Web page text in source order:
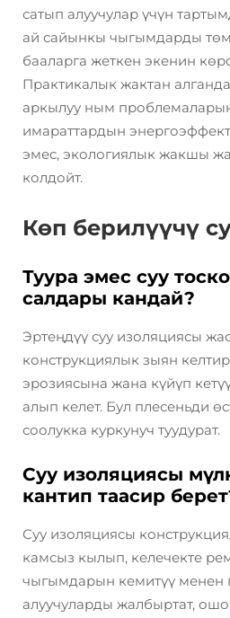
сатып алуучулар үчүн
ай сайынкы чыгымдарды
бааларга жеткен экенин
Практикалык жактан
аркылуу ным
имараттардын
эмес, экологиялык жакшы
колдойт.
Көп берилүүчү
Туура эмес суу
салдары кандай?
Эртеңдүү суу изоляциясы
конструкциялык зыян
эрозиясына жана күйүп
алып келет. Бул плесеньди
соолукка куркунуч туудурат.
Суу изоляциясы
кантип таасир
Суу изоляциясы
камсыз кылып, келечекте
чыгымдарын кемитүү менен
алуучуларды жалбыртат,